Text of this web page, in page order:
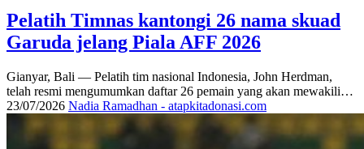
Pelatih Timnas kantongi 26 nama skuad
Garuda jelang Piala AFF 2026
Gianyar, Bali — Pelatih tim nasional Indonesia, John Herdman,
telah resmi mengumumkan daftar 26 pemain yang akan mewakili…
23/07/2026 Nadia Ramadhan - atapkitadonasi.com